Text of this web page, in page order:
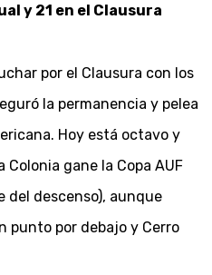
y 21 en el Clausura
por el Clausura con los
la permanencia y pelea
Hoy está octavo y
Colonia gane la Copa AUF
del descenso), aunque
punto por debajo y Cerro